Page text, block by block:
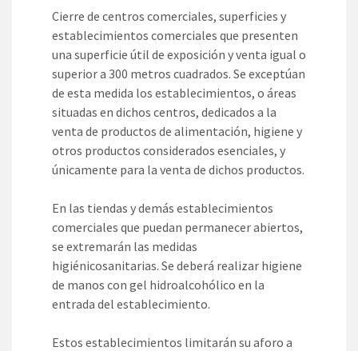
Cierre de centros comerciales, superficies y
establecimientos comerciales que presenten
una superficie útil de exposición y venta igual o
superior a 300 metros cuadrados. Se exceptúan
de esta medida los establecimientos, o áreas
situadas en dichos centros, dedicados a la
venta de productos de alimentación, higiene y
otros productos considerados esenciales, y
únicamente para la venta de dichos productos.
En las tiendas y demás establecimientos
comerciales que puedan permanecer abiertos,
se extremarán las medidas
higiénicosanitarias. Se deberá realizar higiene
de manos con gel hidroalcohólico en la
entrada del establecimiento.
Estos establecimientos limitarán su aforo a